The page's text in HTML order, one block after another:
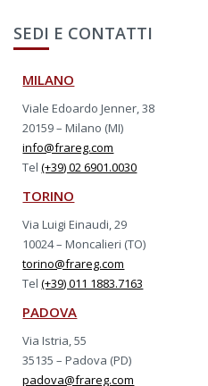
SEDI E CONTATTI
MILANO
Viale Edoardo Jenner, 38
20159 – Milano (MI)
info@frareg.com
Tel(+39) 02 6901.0030
TORINO
Via Luigi Einaudi, 29
10024 – Moncalieri (TO)
torino@frareg.com
Tel(+39) 011 1883.7163
PADOVA
Via Istria, 55
35135 – Padova (PD)
padova@frareg.com